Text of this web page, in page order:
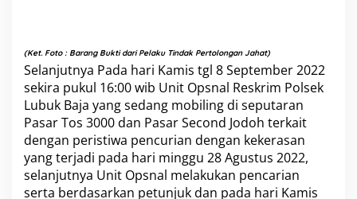
n
U
t
a
m
(Ket. Foto : Barang Bukti dari Pelaku Tindak Pertolongan Jahat)
Selanjutnya Pada hari Kamis tgl 8 September 2022
sekira pukul 16:00 wib Unit Opsnal Reskrim Polsek
Lubuk Baja yang sedang mobiling di seputaran
Pasar Tos 3000 dan Pasar Second Jodoh terkait
dengan peristiwa pencurian dengan kekerasan
yang terjadi pada hari minggu 28 Agustus 2022,
selanjutnya Unit Opsnal melakukan pencarian
serta berdasarkan petunjuk dan pada hari Kamis